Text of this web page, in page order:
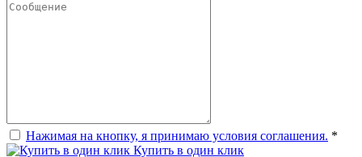
Нажимая на кнопку, я принимаю условия соглашения. *
Купить в один клик